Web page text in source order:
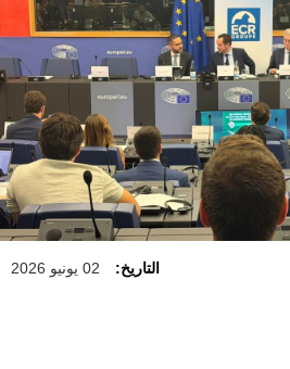
التاريخ: 02 يونيو 2026